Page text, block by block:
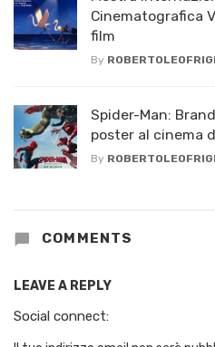
Cinematografica
film
By
Spider-Man:
poster al cinema
By
COMMENTS
LEAVE A REPLY
Social connect: